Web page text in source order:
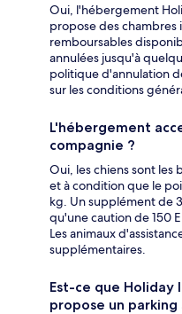
Oui, l'hébergement
propose des
remboursables
annulées jusqu'à
politique d'annulation
sur les conditions
L'hébergement
compagnie ?
Oui, les chiens sont les
et à condition que le
kg. Un supplément de
qu'une caution de 150
Les animaux
supplémentaires.
Est-ce que Holiday
propose un parking